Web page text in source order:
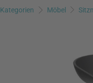
Kategorien Möbel